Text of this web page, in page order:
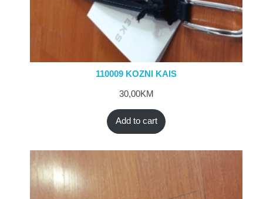
110009 KOZNI KAIS
30,00KM
Add to cart